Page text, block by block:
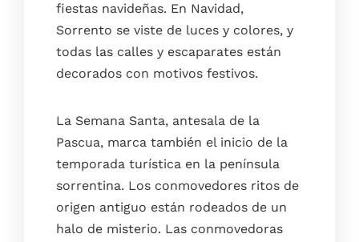
fiestas navideñas. En Navidad,
Sorrento se viste de luces y colores, y
todas las calles y escaparates están
decorados con motivos festivos.
La Semana Santa, antesala de la
Pascua, marca también el inicio de la
temporada turística en la península
sorrentina. Los conmovedores ritos de
origen antiguo están rodeados de un
halo de misterio. Las conmovedoras